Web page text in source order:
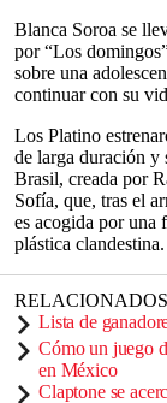
Blanca Soroa se
por “Los
sobre una
continuar con su
Los Platino
de larga duración y
Brasil, creada por
Sofía, que, tras el
es acogida por una
plástica clandestina.
RELACIONADOS
Lista de
Cómo un juego
en México
Claptone se